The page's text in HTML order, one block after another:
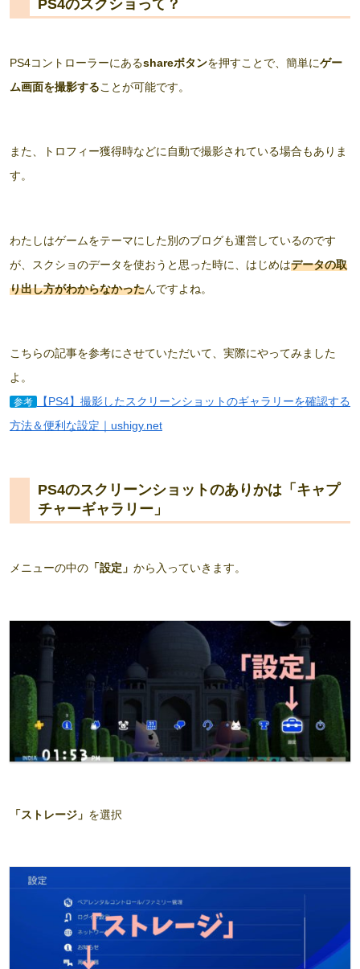
PS4のスクショって？
PS4コントローラーにあるshareボタンを押すことで、簡単にゲー
ム画面を撮影することが可能です。
また、トロフィー獲得時などに自動で撮影されている場合もありま
す。
わたしはゲームをテーマにした別のブログも運営しているのです
が、スクショのデータを使おうと思った時に、はじめはデータの取
り出し方がわからなかったんですよね。
こちらの記事を参考にさせていただいて、実際にやってみました
よ。
参考
【PS4】撮影したスクリーンショットのギャラリーを確認する
方法＆便利な設定｜ushigy.net
PS4のスクリーンショットのありかは「キャプ
チャーギャラリー」
メニューの中の 「設定」 から入っていきます。
「ストレージ」 を選択